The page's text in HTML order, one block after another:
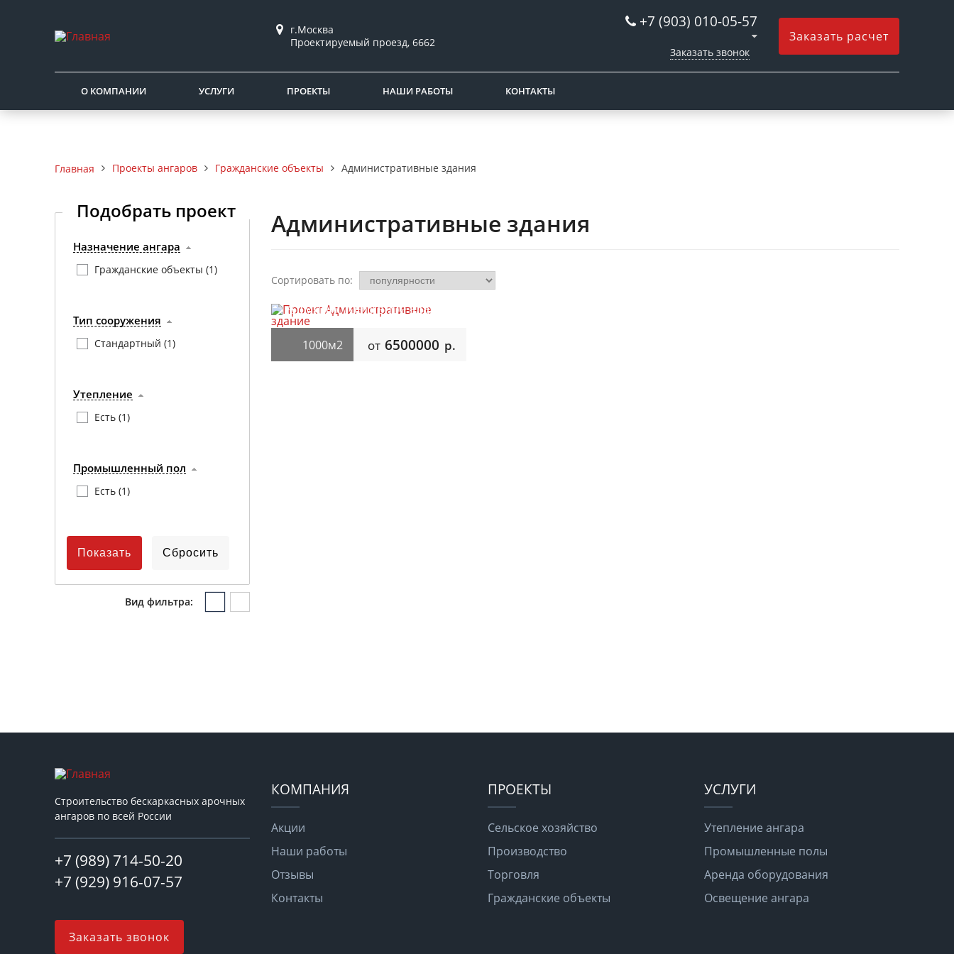
г.Москва
Проектируемый проезд, 6662
+7 (903) 010-05-57
Заказать звонок
Заказать расчет
О КОМПАНИИ УСЛУГИ ПРОЕКТЫ НАШИ РАБОТЫ КОНТАКТЫ
Главная Проекты ангаров Гражданские объекты Административные здания
Подобрать проект
Назначение ангара
Гражданские объекты (1)
Тип сооружения
Стандартный (1)
Утепление
Есть (1)
Промышленный пол
Есть (1)
Вид фильтра:
Административные здания
Сортировать по:
Административное здание
1000м2 от 6500000 р.
Строительство бескаркасных арочных
ангаров по всей России
+7 (989) 714-50-20
+7 (929) 916-07-57
Заказать звонок
КОМПАНИЯ
Акции
Наши работы
Отзывы
Контакты
ПРОЕКТЫ
Сельское хозяйство
Производство
Торговля
Гражданские объекты
УСЛУГИ
Утепление ангара
Промышленные полы
Аренда оборудования
Освещение ангара